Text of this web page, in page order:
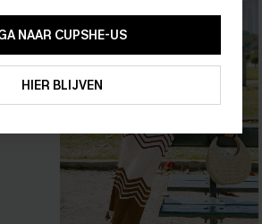
NAAR CUPSHE-US
HIER BLIJVEN
KORTING OP 2ST+
ABONNEREN